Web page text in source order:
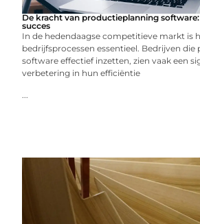
De kracht van productieplanning
succes
In de hedendaagse competitieve markt is
bedrijfsprocessen essentieel. Bedrijven
software effectief inzetten, zien vaak een
verbetering in hun efficiëntie
...